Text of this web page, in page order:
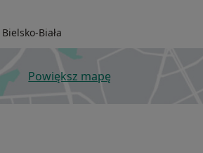
Bielsko-Biała
Powiększ mapęotwiera się w nowej karcie